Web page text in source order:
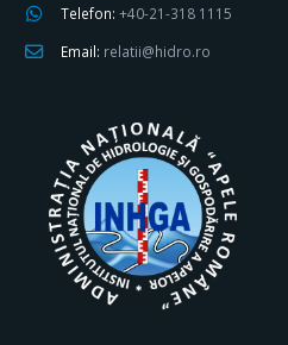
Telefon: +40-21-318 1115
Email: relatii@hidro.ro